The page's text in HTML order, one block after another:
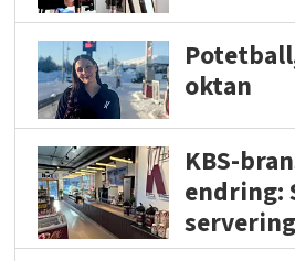
oktan
KBS-
endring: